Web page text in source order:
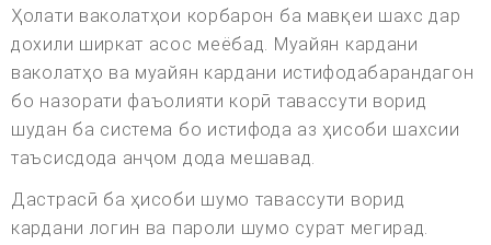
Ҳолати ваколатҳои корбарон ба мавқеи шахс дар
дохили ширкат асос меёбад. Муайян кардани
ваколатҳо ва муайян кардани истифодабарандагон
бо назорати фаъолияти корӣ тавассути ворид
шудан ба система бо истифода аз ҳисоби шахсии
таъсисдода анҷом дода мешавад.
Дастрасӣ ба ҳисоби шумо тавассути ворид
кардани логин ва пароли шумо сурат мегирад.